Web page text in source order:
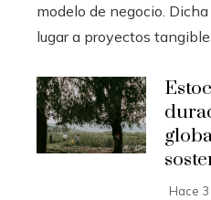
modelo de negocio.
lugar a proyectos
Hace